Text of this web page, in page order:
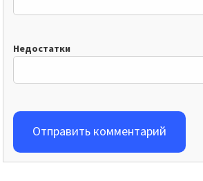
Недостатки
Отправить комментарий